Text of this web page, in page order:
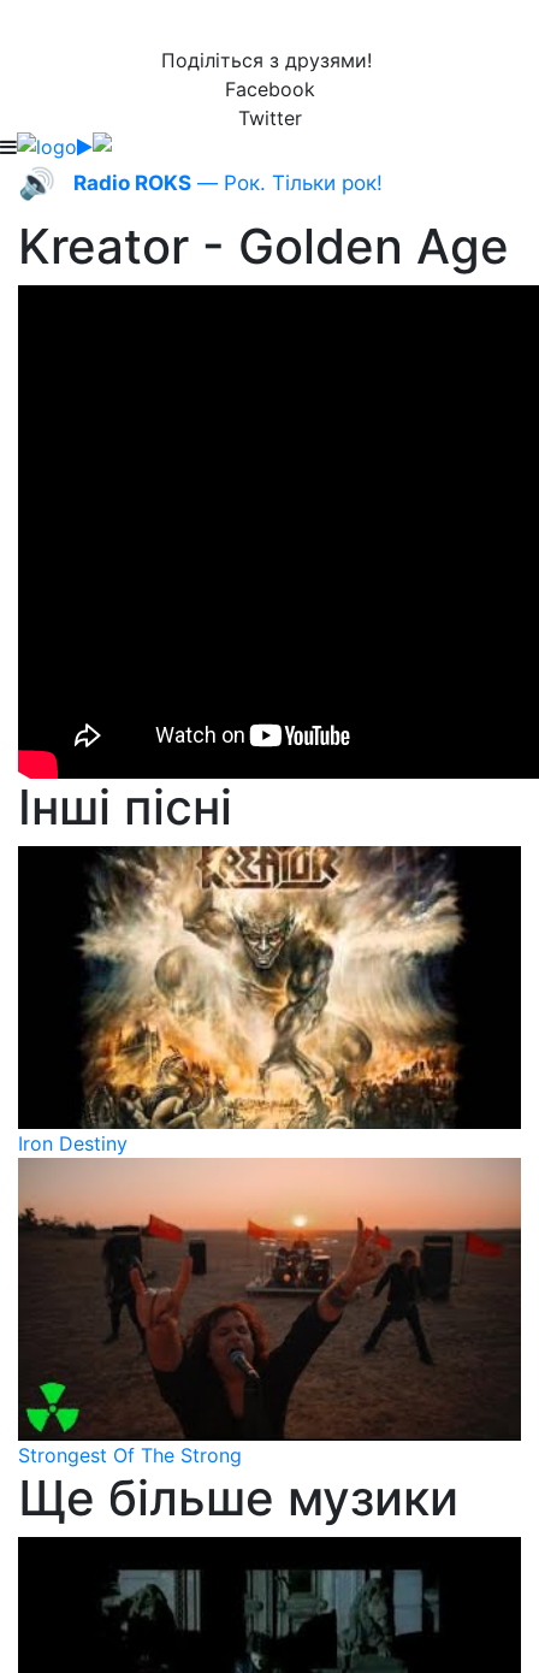
Поділіться з друзями!
Facebook
Twitter
🔊 Radio ROKS — Рок. Тільки рок!
Kreator - Golden Age
Інші пісні
Iron Destiny
Strongest Of The Strong
Ще більше музики